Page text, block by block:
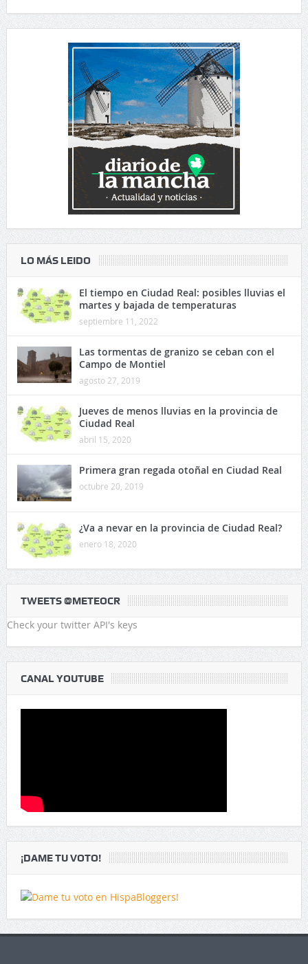
LO MÁS LEIDO
El tiempo en Ciudad Real: posibles lluvias el
martes y bajada de temperaturas
septiembre 11, 2022
Las tormentas de granizo se ceban con el
Campo de Montiel
agosto 27, 2019
Jueves de menos lluvias en la provincia de
Ciudad Real
abril 15, 2020
Primera gran regada otoñal en Ciudad Real
octubre 20, 2019
¿Va a nevar en la provincia de Ciudad Real?
enero 18, 2020
TWEETS @METEOCR
Check your twitter API's keys
CANAL YOUTUBE
¡DAME TU VOTO!